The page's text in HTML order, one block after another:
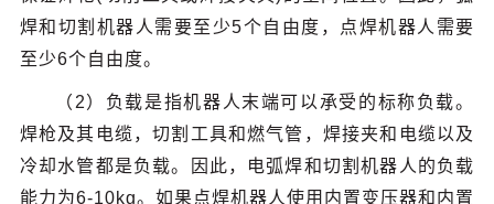
焊和切割机器人需要至少5个自由度，点焊机器人需要
至少6个自由度。
（2）负载是指机器人末端可以承受的标称负载。
焊枪及其电缆，切割工具和燃气管，焊接夹和电缆以及
冷却水管都是负载。因此，电弧焊和切割机器人的负载
能力为6-10kg。如果点焊机器人使用内置变压器和内置